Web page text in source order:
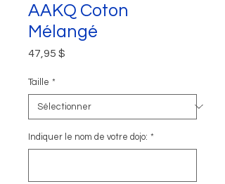
AAKQ Coton
Mélangé
47,95 $
Taille *
Indiquer le nom de votre dojo: *